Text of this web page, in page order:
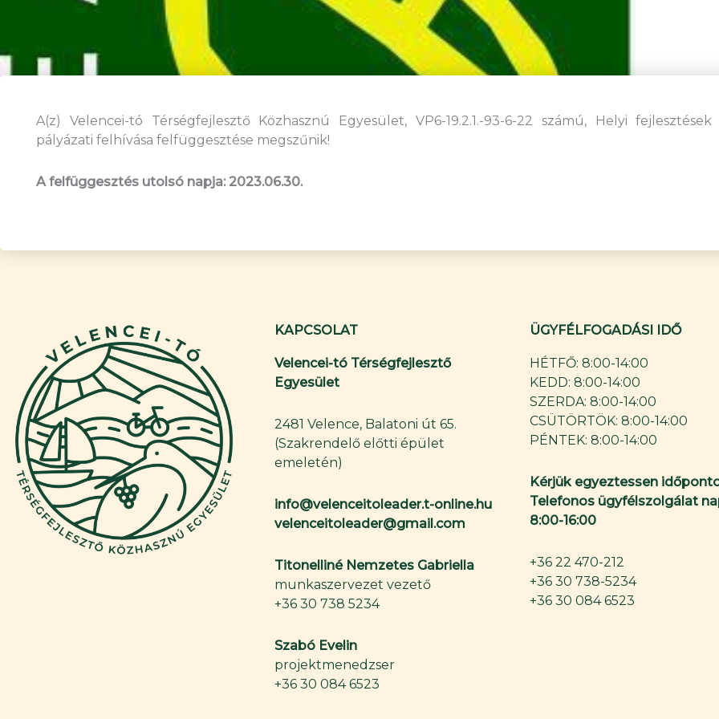
A(z) Velencei-tó Térségfejlesztő Közhasznú Egyesület, VP6-19.2.1.-93-6-22 számú, Helyi
pályázati felhívása felfüggesztése megszűnik!
A felfüggesztés utolsó napja: 2023.06.30.
KAPCSOLAT
Velencei-tó Térségfejlesztő
Egyesület
2481 Velence, Balatoni út 65.
(Szakrendelő előtti épület
emeletén)
info@velenceitoleader.t-online.hu
velenceitoleader@gmail.com
Titonelliné Nemzetes Gabriella
munkaszervezet vezető
+36 30 738 5234
Szabó Evelin
projektmenedzser
+36 30 084 6523
ÜGYFÉLFOGADÁSI IDŐ
HÉTFŐ: 8:00-14:00
KEDD: 8:00-14:00
SZERDA: 8:00-14:00
CSÜTÖRTÖK: 8:00-14:00
PÉNTEK: 8:00-14:00
Kérjük egyeztessen
Telefonos ügyfélszolgálat
8:00-16:00
+36 22 470-212
+36 30 738-5234
+36 30 084 6523